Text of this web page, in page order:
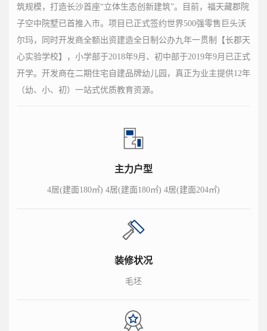
筑规模，打造长沙首座“立体生态创新建筑”。目前，福天藏郡院
子空中院墅已首推入市。项目已正式签约世界500强零售巨头沃
尔玛，同时开发商全额出资建造全日制公办九年一贯制【长郡天
心实验学校】，小学部于2018年9月、初中部于2019年9月已正式
开学。开发商在二期住宅自建品牌幼儿园，真正为业主提供12年
（幼、小、初）一站式优质教育资源。
主力户型
4居(建面180㎡) 4居(建面180㎡) 4居(建面204㎡)
装修状况
毛坯